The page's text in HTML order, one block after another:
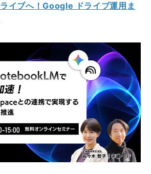
イブへ！Google ドライブ運用ま